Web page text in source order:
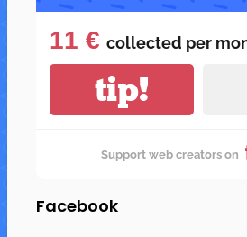
11 € collected per
tip!
Support web creators on
Facebook